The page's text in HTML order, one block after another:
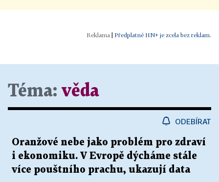
Předplatné HN+ je zcela bez reklam.
Téma: věda
ODEBÍRAT
Oranžové nebe jako problém pro zdraví
i ekonomiku. V Evropě dýcháme stále
více pouštního prachu, ukazují data